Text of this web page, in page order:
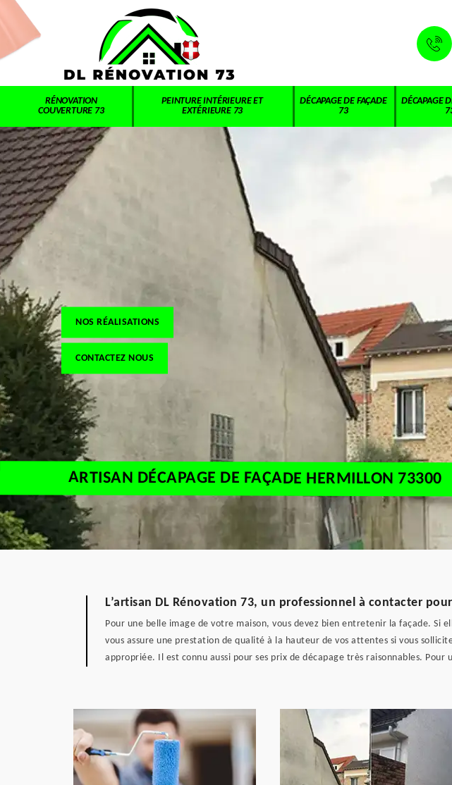
RÉNOVATION
COUVERTURE 73
PEINTURE INTÉRIEURE ET
EXTÉRIEURE 73
DÉCAPAGE DE FAÇADE
73
DÉCAPAGE
NOS RÉALISATIONS
CONTACTEZ NOUS
ARTISAN DÉCAPAGE DE FAÇADE HERMILLON 73300
L’artisan DL Rénovation 73, un professionnel à contacter
Pour une belle image de votre maison, vous devez bien entretenir la façade. Si
vous assure une prestation de qualité à la hauteur de vos attentes si vous
appropriée. Il est connu aussi pour ses prix de décapage très raisonnables.